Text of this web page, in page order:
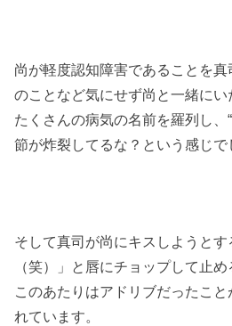
尚が軽度認知障害であることを
のことなど気にせず尚と一緒にい
たくさんの病気の名前を羅列し、
節が炸裂してるな？という感じで
そして真司が尚にキスしようと
（笑）」と唇にチョップして止め
このあたりはアドリブだったこ
れています。